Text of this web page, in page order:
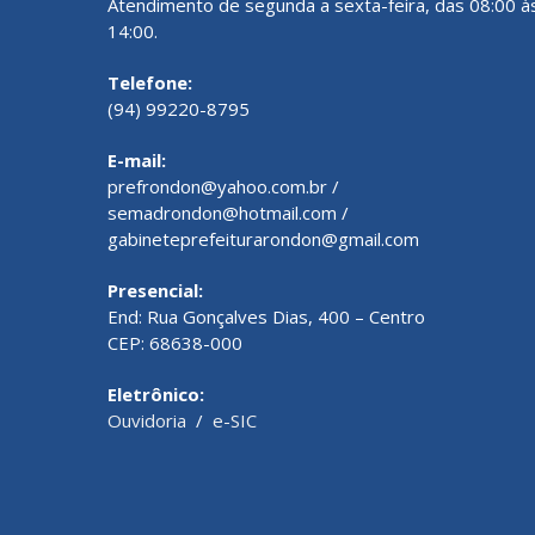
14:00.
Telefone:
(94) 99220-8795
E-mail:
prefrondon@yahoo.com.br /
semadrondon@hotmail.com /
gabineteprefeiturarondon@gmail.com
Presencial:
End: Rua Gonçalves Dias, 400 – Centro
CEP: 68638-000
Eletrônico:
Ouvidoria / e-SIC